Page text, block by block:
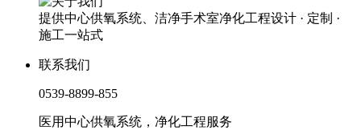
提供中心供氧系统、洁净手术室净化工程设计 · 定制 ·
施工一站式
联系我们
0539-8899-855
医用中心供氧系统，净化工程服务